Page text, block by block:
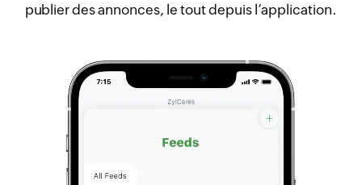
publier des annonces, le tout depuis l’application.